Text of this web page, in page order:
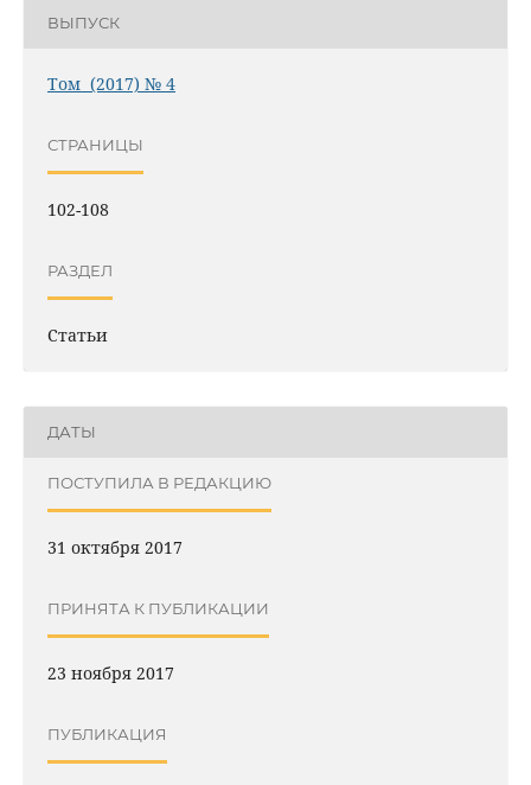
ВЫПУСК
Том (2017) № 4
СТРАНИЦЫ
102-108
РАЗДЕЛ
Статьи
ДАТЫ
ПОСТУПИЛА В РЕДАКЦИЮ
31 октября 2017
ПРИНЯТА К ПУБЛИКАЦИИ
23 ноября 2017
ПУБЛИКАЦИЯ